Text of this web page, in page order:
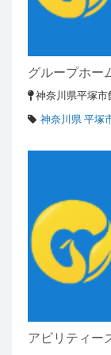
グループホー
神奈川県平塚
神奈川県 平塚
アビリティー